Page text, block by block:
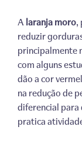
Alaranja moro,
reduzir
principalmente
com alguns
dão a cor
na redução de
diferencial para
pratica